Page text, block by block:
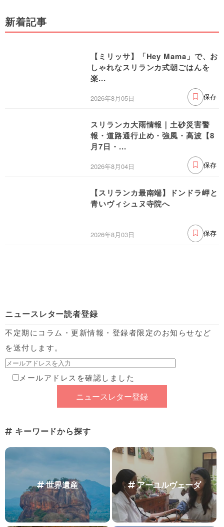
2026年8月05日 保存
スリランカ大雨情報｜土砂災害警
報・道路通行止め・強風・高波【8
2026年8月04日 保存
【スリランカ最南端】ドンドラ岬と
2026年8月03日
を送付します。
メールアドレスを確認しました
キーワードから探す
世界遺産 アーユルヴェーダ